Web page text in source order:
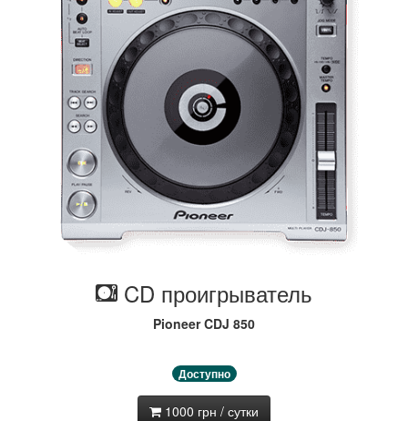
CD проигрыватель
Pioneer CDJ 850
Доступно
1000 грн / сутки